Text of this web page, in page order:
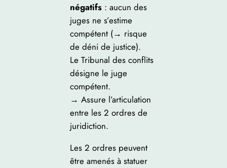
négatifs: aucun des
juges ne s’estime
compétent (→ risque
de déni de justice).
Le Tribunal des conflits
désigne le juge
compétent.
→ Assure l’articulation
entre les 2 ordres de
juridiction.
Les 2 ordres peuvent
être amenés à statuer